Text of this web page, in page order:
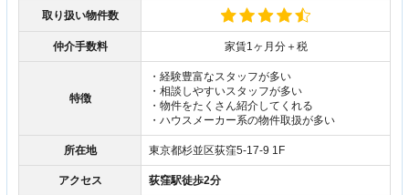
取り扱い物件数
仲介手数料 家賃1ヶ月分＋税
特徴
・経験豊富なスタッフが多い
・相談しやすいスタッフが多い
・物件をたくさん紹介してくれる
・ハウスメーカー系の物件取扱が多い
所在地 東京都杉並区荻窪5-17-9 1F
アクセス 荻窪駅徒歩2分